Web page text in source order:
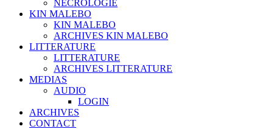
NECROLOGIE
KIN MALEBO
KIN MALEBO
ARCHIVES KIN MALEBO
LITTERATURE
LITTERATURE
ARCHIVES LITTERATURE
MEDIAS
AUDIO
LOGIN
ARCHIVES
CONTACT